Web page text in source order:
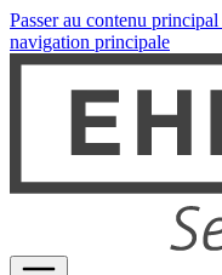
Passer au contenu principal
navigation principale